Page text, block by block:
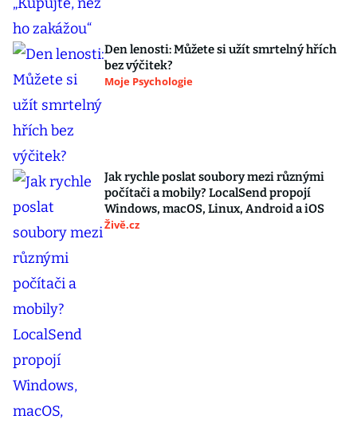
Den lenosti: Můžete si užít smrtelný hřích
bez výčitek?
Moje Psychologie
Jak rychle poslat soubory mezi různými
počítači a mobily? LocalSend propojí
Windows, macOS, Linux, Android a iOS
Živě.cz